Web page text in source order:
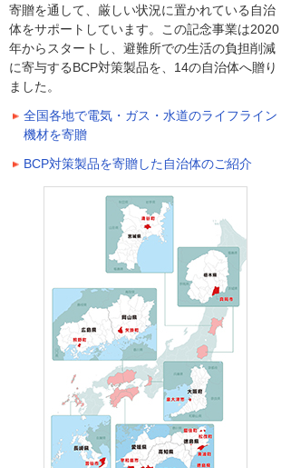
寄贈を通して、厳しい状況に置かれている自治
体をサポートしています。この記念事業は2020
年からスタートし、避難所での生活の負担削減
に寄与するBCP対策製品を、14の自治体へ贈り
ました。
全国各地で電気・ガス・水道のライフライン
機材を寄贈
BCP対策製品を寄贈した自治体のご紹介